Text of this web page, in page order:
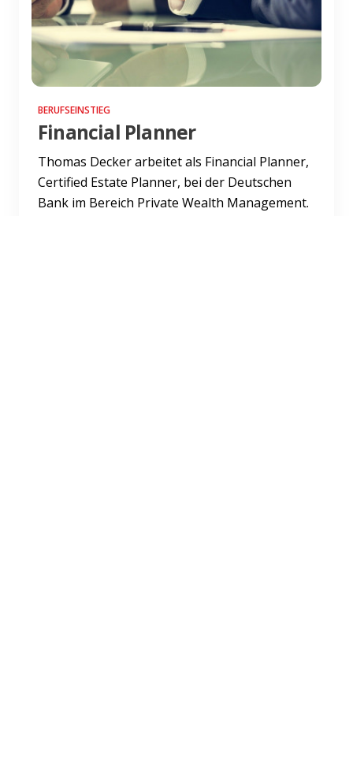
BERUFSEINSTIEG
Financial Planner
Thomas Decker arbeitet als Financial Planner,
Certified Estate Planner, bei der Deutschen
Bank im Bereich Private Wealth Management.